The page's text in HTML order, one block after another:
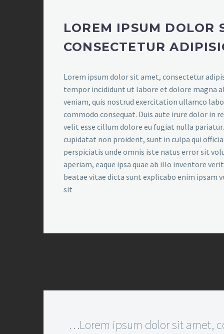
LOREM IPSUM DOLOR
CONSECTETUR
Lorem ipsum dolor sit amet, consectetur
tempor incididunt ut labore et dolore magna
veniam, quis nostrud exercitation ullamco
commodo consequat. Duis aute irure dolor in
velit esse cillum dolore eu fugiat nulla
cupidatat non proident, sunt in culpa qui
perspiciatis unde omnis iste natus error sit
aperiam, eaque ipsa quae ab illo inventore
beatae vitae dicta sunt explicabo enim ipsam
sit
…Lorem ipsum dolor sit amet,